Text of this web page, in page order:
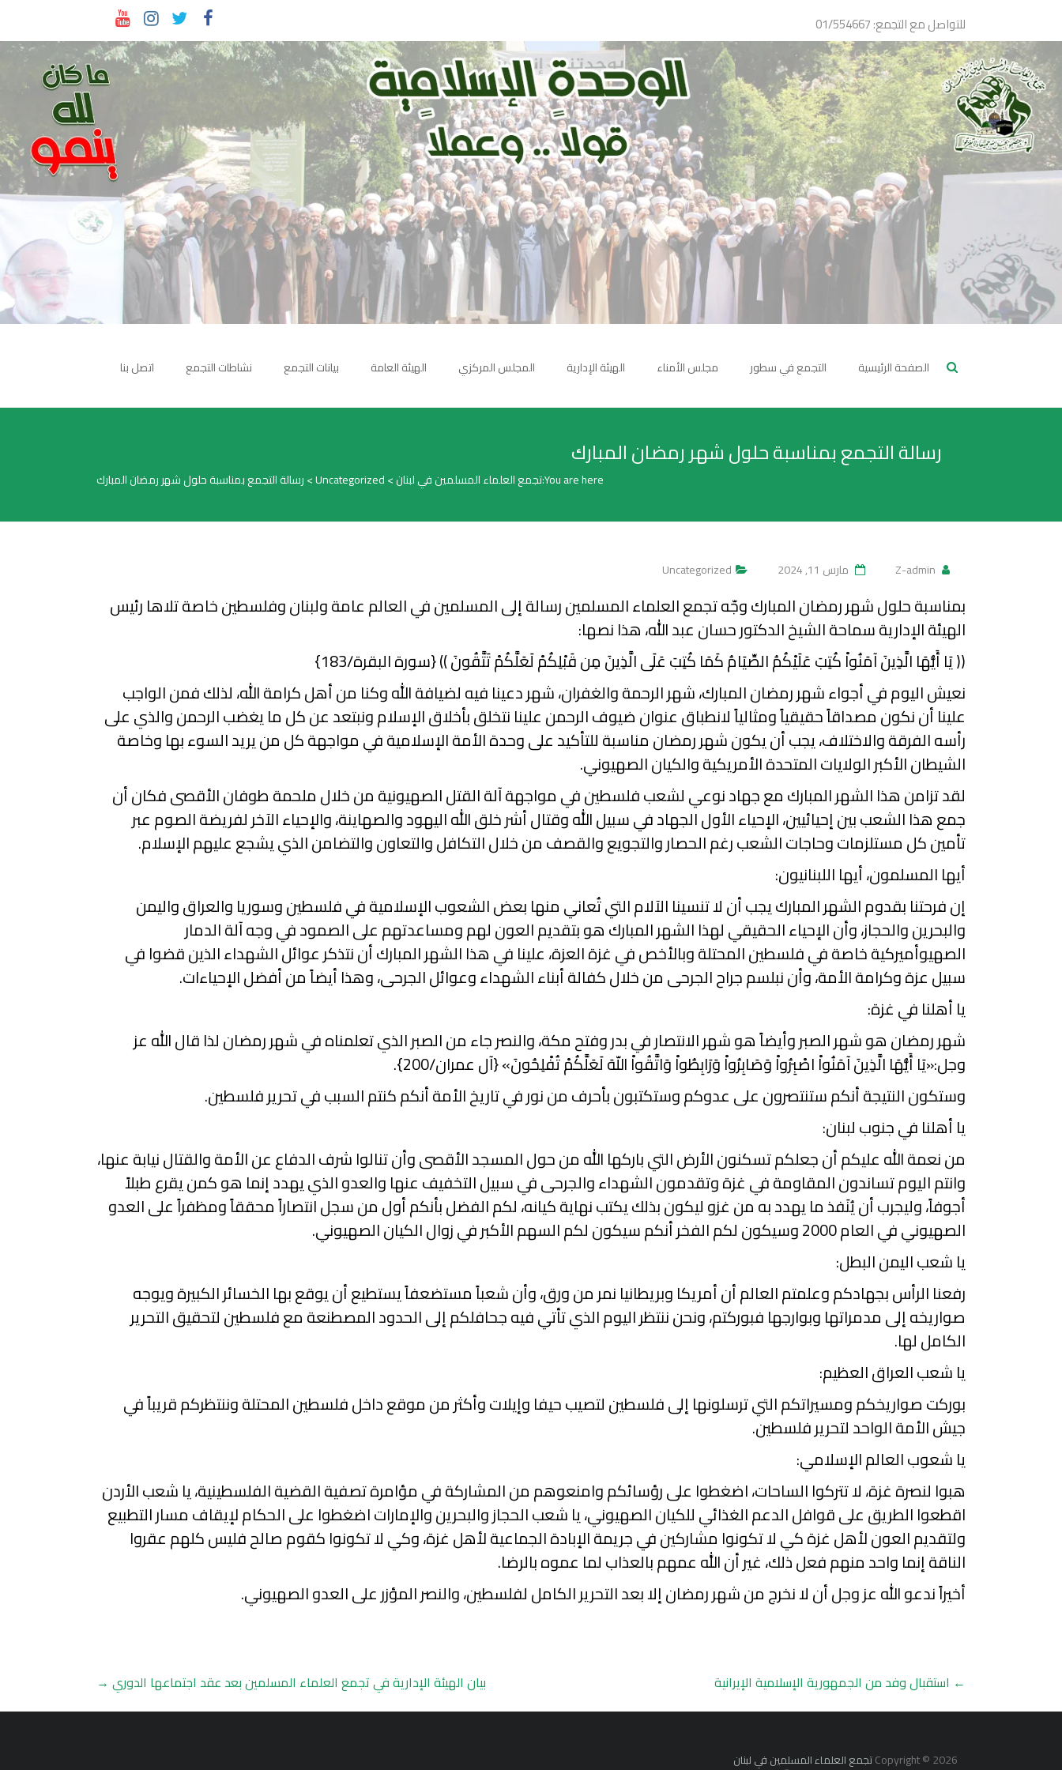
content
للتواصل مع التجمع: 01/554667
تجمع
العلماء
المسلمين
في
الصفحة الرئيسية التجمع في سطور مجلس الأمناء الهيئة الإدارية المجلس المركزي الهيئة العامة بيانات التجمع نشاطات التجمع اتصل بنا
رسالة التجمع بمناسبة حلول شهر رمضان المبارك
You are here:تجمع العلماء المسلمين في لبنان>
Uncategorized
>رسالة التجمع بمناسبة حلول شهر رمضان المبارك
Z-admin مارس 11, 2024 Uncategorized
بمناسبة حلول شهر رمضان المبارك وجّه تجمع العلماء المسلمين رسالة إلى المسلمين في العالم عامة ولبنان وفلسطين خاصة تلاها رئيس
الهيئة الإدارية سماحة الشيخ الدكتور حسان عبد الله، هذا نصها:
(( يَا أَيُّهَا الَّذِينَ آمَنُواْ كُتِبَ عَلَيْكُمُ الصِّيَامُ كَمَا كُتِبَ عَلَى الَّذِينَ مِن قَبْلِكُمْ لَعَلَّكُمْ تَتَّقُونَ )) {سورة البقرة/183}
نعيش اليوم في أجواء شهر رمضان المبارك، شهر الرحمة والغفران، شهر دعينا فيه لضيافة الله وكنا من أهل كرامة الله، لذلك فمن الواجب
علينا أن نكونمصداقاً حقيقياً ومثالياً لانطباق عنوان ضيوف الرحمن علينا نتخلق بأخلاق الإسلام ونبتعد عن كل ما يغضب الرحمن والذي على
رأسه الفرقة والاختلاف، يجب أن يكون شهر رمضان مناسبة للتأكيد على وحدة الأمة الإسلامية في مواجهة كل من يريد السوء بها وخاصة
الشيطان الأكبر الولايات المتحدة الأمريكية والكيان الصهيوني.
لقد تزامن هذا الشهر المبارك مع جهاد نوعي لشعب فلسطين في مواجهة آلة القتل الصهيونية من خلال ملحمة طوفان الأقصى فكان أن
جمع هذا الشعب بين إحيائيين، الإحياء الأول الجهاد في سبيل الله وقتال أشر خلق الله اليهود والصهاينة، والإحياء الآخر لفريضة الصوم عبر
تأمين كل مستلزمات وحاجات الشعب رغم الحصار والتجويع والقصف من خلال التكافل والتعاون والتضامن الذي يشجع عليهم الإسلام.
أيها المسلمون، أيها اللبنانيون:
إن فرحتنا بقدوم الشهر المبارك يجب أن لا تنسينا الآلام التي تُعاني منها بعض الشعوب الإسلامية في فلسطين وسوريا والعراق واليمن
والبحرين والحجاز، وأن الإحياء الحقيقي لهذا الشهر المبارك هو بتقديم العون لهم ومساعدتهم على الصمود في وجه آلة الدمار
الصهيوأميركية خاصة في فلسطين المحتلة وبالأخص في غزة العزة، علينا في هذا الشهر المبارك أن نتذكر عوائل الشهداء الذين قضوا في
سبيل عزة وكرامة الأمة، وأن نبلسم جراح الجرحى من خلال كفالة أبناء الشهداء وعوائل الجرحى، وهذا أيضاً من أفضل الإحياءات.
يا أهلنا في غزة:
شهر رمضان هو شهر الصبر وأيضاً هو شهر الانتصار في بدر وفتح مكة، والنصر جاء من الصبر الذي تعلمناه في شهر رمضان لذا قال الله عز
وجل:«يَا أَيُّهَا الَّذِينَ آمَنُواْ اصْبِرُواْ وَصَابِرُواْ وَرَابِطُواْ وَاتَّقُواْ اللّهَ لَعَلَّكُمْ تُفْلِحُونَ» {آل عمران/200}.
وستكون النتيجة أنكم ستنتصرون على عدوكم وستكتبون بأحرف من نور في تاريخ الأمة أنكم كنتم السبب في تحرير فلسطين.
يا أهلنا في جنوب لبنان:
من نعمة الله عليكم أن جعلكم تسكنون الأرض التي باركها الله من حول المسجد الأقصى وأن تنالوا شرف الدفاع عن الأمة والقتال نيابة عنها،
وانتم اليوم تساندون المقاومة في غزة وتقدمون الشهداء والجرحى في سبيل التخفيف عنها والعدو الذي يهدد إنما هو كمن يقرع طبلاً
أجوفاً، وليجرب أن يُنَفذ ما يهدد به من غزو ليكون بذلك يكتب نهاية كيانه، لكم الفضل بأنكم أول من سجل انتصاراً محققاً ومظفراً على العدو
الصهيوني في العام 2000 وسيكون لكم الفخر أنكم سيكون لكم السهم الأكبر في زوال الكيان الصهيوني.
يا شعب اليمن البطل:
رفعنا الرأس بجهادكم وعلمتم العالم أن أمريكا وبريطانيا نمر من ورق، وأن شعباً مستضعفاً يستطيع أن يوقع بها الخسائر الكبيرة ويوجه
صواريخه إلى مدمراتها وبوارجها فبوركتم، ونحن ننتظر اليوم الذي تأتي فيه جحافلكم إلى الحدود المصطنعة مع فلسطين لتحقيق التحرير
الكامل لها.
يا شعب العراق العظيم:
بوركت صواريخكم ومسيراتكم التي ترسلونها إلى فلسطين لتصيب حيفا وإيلات وأكثر من موقع داخل فلسطين المحتلة وننتظركم قريباً في
جيش الأمة الواحد لتحرير فلسطين.
يا شعوب العالم الإسلامي:
هبوا لنصرة غزة، لا تتركوا الساحات، اضغطوا على رؤسائكم وامنعوهم من المشاركة في مؤامرة تصفية القضية الفلسطينية، يا شعب الأردن
اقطعوا الطريق على قوافل الدعم الغذائي للكيان الصهيوني، يا شعب الحجاز والبحرين والإمارات اضغطوا على الحكام لإيقاف مسار التطبيع
ولتقديم العون لأهل غزة كي لا تكونوا مشاركين في جريمة الإبادة الجماعية لأهل غزة، وكي لا تكونوا كقوم صالح فليس كلهم عقروا
الناقة إنما واحد منهم فعل ذلك، غير أن الله عمهم بالعذاب لما عموه بالرضا.
أخيراً ندعو الله عز وجل أن لا نخرج من شهر رمضان إلا بعد التحرير الكامل لفلسطين، والنصر المؤزر على العدو الصهيوني.
← استقبال وفد من الجمهورية الإسلامية الإيرانية بيان الهيئة الإدارية في تجمع العلماء المسلمين بعد عقد اجتماعها الدوري →
Copyright © 2026تجمع العلماء المسلمين في لبنان